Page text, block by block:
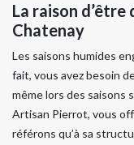
La raison
Chatenay
Les saisons humides
fait, vous avez besoin
même lors des saisons
Artisan Pierrot, vous
référons qu’à sa